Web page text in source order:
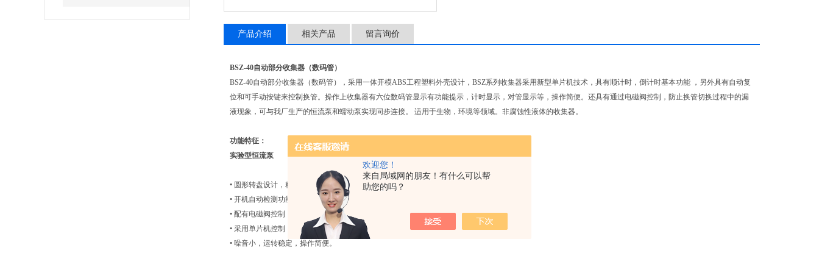
欢迎您！
来自局域网的朋友！有什么可以帮
助您的吗？
产品介绍 相关产品 留言询价
BSZ-40自动部分收集器（数码管）
BSZ-40自动部分收集器（数码管），采用一体开模ABS工程塑料外壳设计，BSZ系列收集器采用新型单片机技术，具有顺计时，倒计时基本功能 ，另外具有自动复
位和可手动按键来控制换管。操作上收集器有六位数码管显示有功能提示，计时显示，对管显示等，操作简便。还具有通过电磁阀控制，防止换管切换过程中的漏
液现象，可与我厂生产的恒流泵和蠕动泵实现同步连接。 适用于生物，环境等领域。非腐蚀性液体的收集器。
功能特征：
实验型恒流泵
• 圆形转盘设计，精确对管。
• 开机自动检测功能。
• 配有电磁阀控制，防止换管切换过程中的漏液现象。
• 采用单片机控制，走管准确。
• 噪音小，运转稳定，操作简便。